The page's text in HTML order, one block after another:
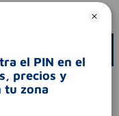
un comentario
el PIN en el
precios y
tu zona